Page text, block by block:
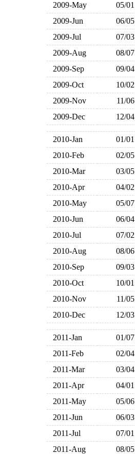
2009-May
05/01
2009-Jun
06/05
2009-Jul
07/03
2009-Aug
08/07
2009-Sep
09/04
2009-Oct
10/02
2009-Nov
11/06
2009-Dec
12/04
2010-Jan 01/01
2010-Feb
02/05
2010-Mar
03/05
2010-Apr
04/02
2010-May
05/07
2010-Jun
06/04
2010-Jul
07/02
2010-Aug
08/06
2010-Sep
09/03
2010-Oct
10/01
2010-Nov
11/05
2010-Dec
12/03
2011-Jan 01/07
2011-Feb
02/04
2011-Mar
03/04
2011-Apr
04/01
2011-May
05/06
2011-Jun
06/03
2011-Jul
07/01
2011-Aug
08/05